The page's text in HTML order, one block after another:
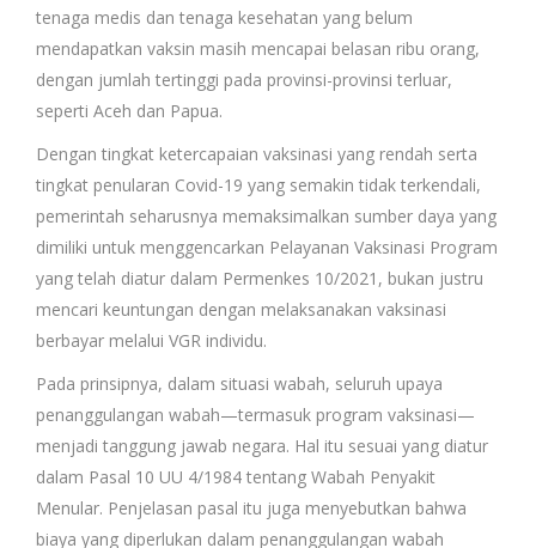
tenaga medis dan tenaga kesehatan yang belum
mendapatkan vaksin masih mencapai belasan ribu orang,
dengan jumlah tertinggi pada provinsi-provinsi terluar,
seperti Aceh dan Papua.
Dengan tingkat ketercapaian vaksinasi yang rendah serta
tingkat penularan Covid-19 yang semakin tidak terkendali,
pemerintah seharusnya memaksimalkan sumber daya yang
dimiliki untuk menggencarkan Pelayanan Vaksinasi Program
yang telah diatur dalam Permenkes 10/2021, bukan justru
mencari keuntungan dengan melaksanakan vaksinasi
berbayar melalui VGR individu.
Pada prinsipnya, dalam situasi wabah, seluruh upaya
penanggulangan wabah—termasuk program vaksinasi—
menjadi tanggung jawab negara. Hal itu sesuai yang diatur
dalam Pasal 10 UU 4/1984 tentang Wabah Penyakit
Menular. Penjelasan pasal itu juga menyebutkan bahwa
biaya yang diperlukan dalam penanggulangan wabah